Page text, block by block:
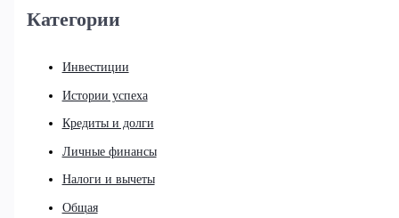
Категории
Инвестиции
Истории успеха
Кредиты и долги
Личные финансы
Налоги и вычеты
Общая